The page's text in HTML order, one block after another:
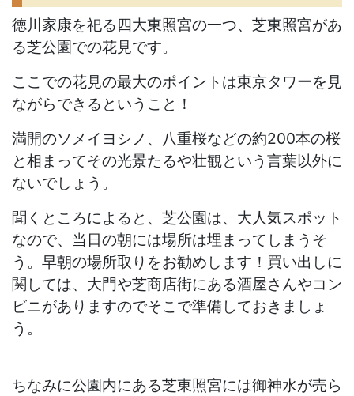
徳川家康を祀る四大東照宮の一つ、芝東照宮があ
る芝公園での花見です。
ここでの花見の最大のポイントは東京タワーを見
ながらできるということ！
満開のソメイヨシノ、八重桜などの約200本の桜
と相まってその光景たるや壮観という言葉以外に
ないでしょう。
聞くところによると、芝公園は、大人気スポット
なので、当日の朝には場所は埋まってしまうそ
う。早朝の場所取りをお勧めします！買い出しに
関しては、大門や芝商店街にある酒屋さんやコン
ビニがありますのでそこで準備しておきましょ
う。
ちなみに公園内にある芝東照宮には御神水が売ら